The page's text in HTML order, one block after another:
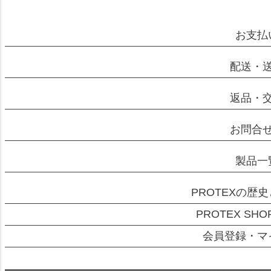
お支払
配送・
返品・
お問合
製品一
PROTEXの歴
PROTEX
会員登録・マ